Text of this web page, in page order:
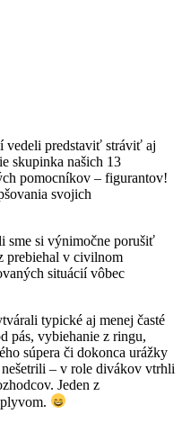
vedeli predstaviť stráviť aj
skupinka našich 13
pomocníkov – figurantov!
svojich
sme si výnimočne porušiť
prebiehal v civilnom
situácií vôbec
typické aj menej časté
pás, vybiehanie z ringu,
súpera či dokonca urážky
– v role divákov vtrhli
Jeden z